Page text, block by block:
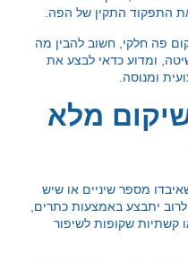
את התפקוד התקין של הפה.
פה חלקי, חשוב להבין מה
ומדוע כדאי לבצע את
ומנוסה.
מלא
מספר שיניים או שיש
יתבצע באמצעות כתרים,
קשתיות שקופות לשיפור